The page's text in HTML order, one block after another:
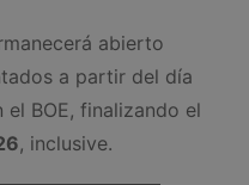
abierto
a partir del día
BOE, finalizando el
, inclusive.